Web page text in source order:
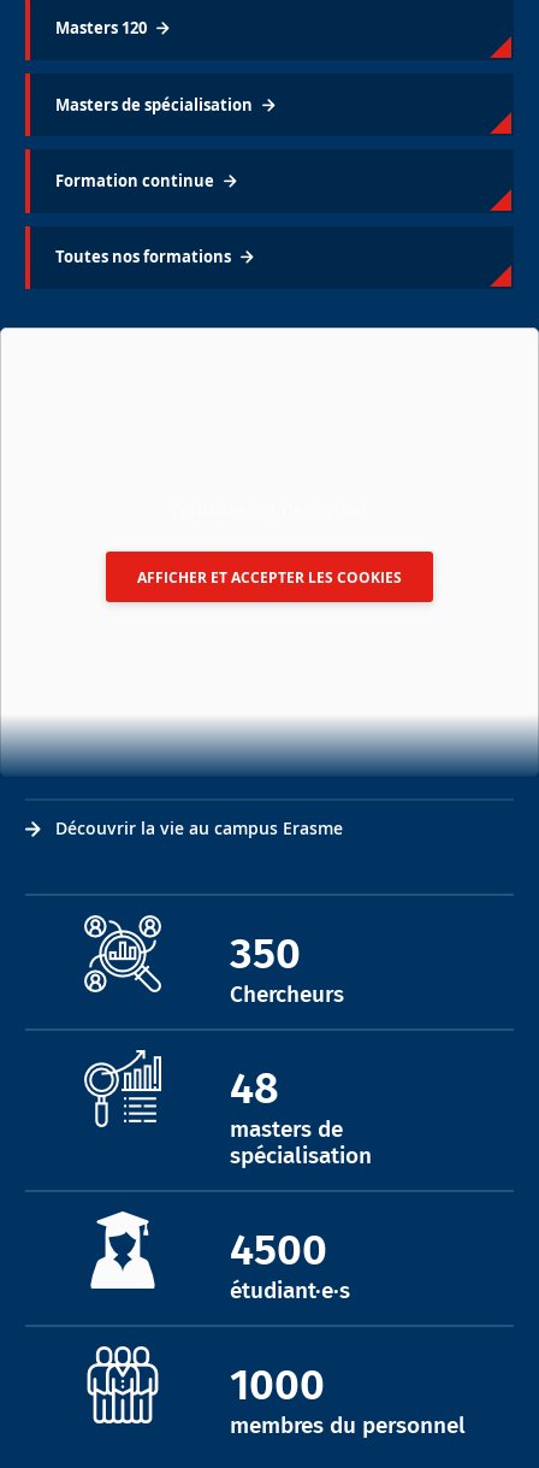
Masters 120
Masters de spécialisation
Formation continue
Toutes nos formations
AFFICHER ET ACCEPTER LES COOKIES
Découvrir la vie au campus Erasme
350
Chercheurs
48
masters de
spécialisation
4500
étudiant·e·s
1000
membres du personnel